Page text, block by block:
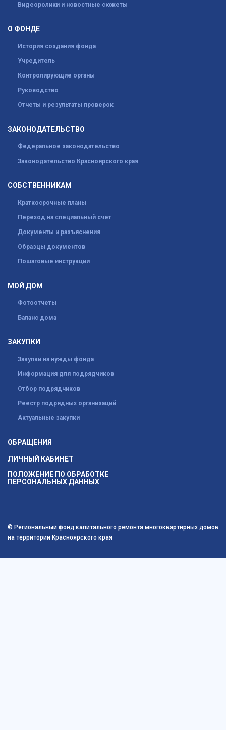
Видеоролики и новостные сюжеты
О ФОНДЕ
История создания фонда
Учредитель
Контролирующие органы
Руководство
Отчеты и результаты проверок
ЗАКОНОДАТЕЛЬСТВО
Федеральное законодательство
Законодательство Красноярского края
СОБСТВЕННИКАМ
Краткосрочные планы
Переход на специальный счет
Документы и разъяснения
Образцы документов
Пошаговые инструкции
МОЙ ДОМ
Фотоотчеты
Баланс дома
ЗАКУПКИ
Закупки на нужды фонда
Информация для подрядчиков
Отбор подрядчиков
Реестр подрядных организаций
Актуальные закупки
ОБРАЩЕНИЯ
ЛИЧНЫЙ КАБИНЕТ
ПОЛОЖЕНИЕ ПО ОБРАБОТКЕ
ПЕРСОНАЛЬНЫХ ДАННЫХ
© Региональный фонд капитального ремонта многоквартирных домов
на территории Красноярского края